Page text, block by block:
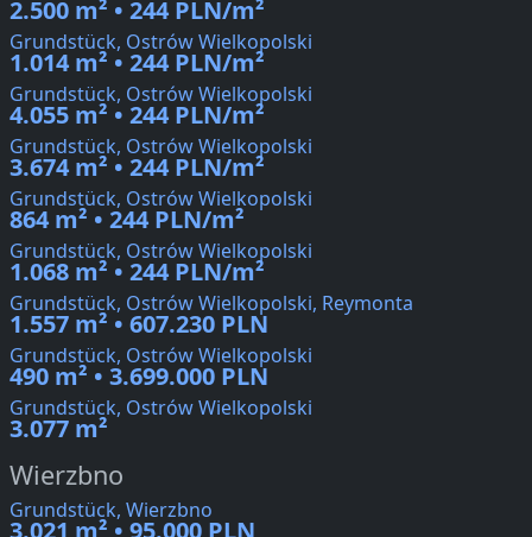
2.500 m² • 244 PLN/m²
Grundstück, Ostrów Wielkopolski
1.014 m² • 244 PLN/m²
Grundstück, Ostrów Wielkopolski
4.055 m² • 244 PLN/m²
Grundstück, Ostrów Wielkopolski
3.674 m² • 244 PLN/m²
Grundstück, Ostrów Wielkopolski
864 m² • 244 PLN/m²
Grundstück, Ostrów Wielkopolski
1.068 m² • 244 PLN/m²
Grundstück, Ostrów Wielkopolski, Reymonta
1.557 m² • 607.230 PLN
Grundstück, Ostrów Wielkopolski
490 m² • 3.699.000 PLN
Grundstück, Ostrów Wielkopolski
3.077 m²
Wierzbno
Grundstück, Wierzbno